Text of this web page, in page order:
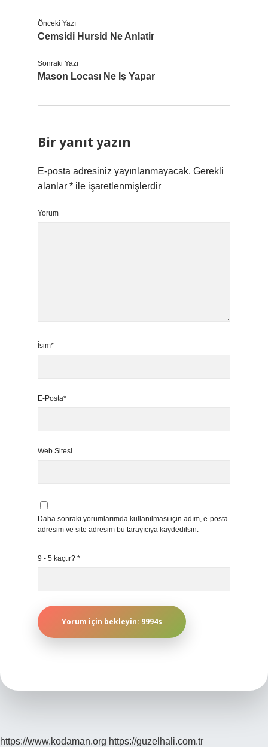
Önceki Yazı
Cemsidi Hursid Ne Anlatir
Sonraki Yazı
Mason Locası Ne Iş Yapar
Bir yanıt yazın
E-posta adresiniz yayınlanmayacak. Gerekli
alanlar * ile işaretlenmişlerdir
Yorum
İsim*
E-Posta*
Web Sitesi
Daha sonraki yorumlarımda kullanılması için adım, e-posta
adresim ve site adresim bu tarayıcıya kaydedilsin.
9 - 5 kaçtır? *
https://www.kodaman.org https://guzelhali.com.tr